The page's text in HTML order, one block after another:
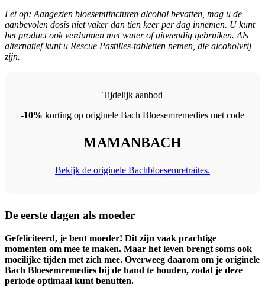
Let op: Aangezien bloesemtincturen alcohol bevatten, mag u de
aanbevolen dosis niet vaker dan tien keer per dag innemen. U kunt
het product ook verdunnen met water of uitwendig gebruiken. Als
alternatief kunt u Rescue Pastilles-tabletten nemen, die alcoholvrij
zijn.
Tijdelijk aanbod
-10% korting op originele Bach Bloesemremedies met code
MAMANBACH
Bekijk de originele Bachbloesemretraites.
De eerste dagen als moeder
Gefeliciteerd, je bent moeder! Dit zijn vaak prachtige
momenten om mee te maken. Maar het leven brengt soms ook
moeilijke tijden met zich mee. Overweeg daarom om je originele
Bach Bloesemremedies bij de hand te houden, zodat je deze
periode optimaal kunt benutten.